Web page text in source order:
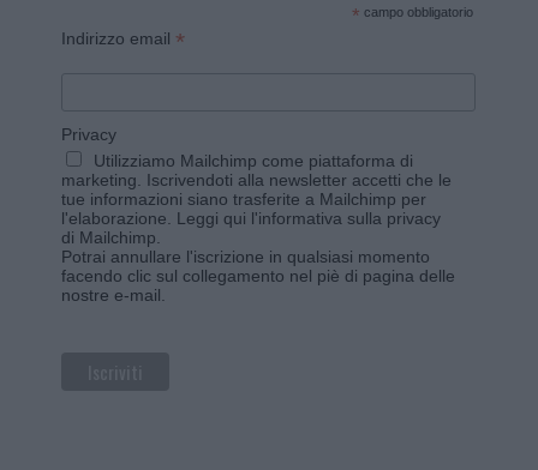
* campo obbligatorio
Indirizzo email *
Privacy
Utilizziamo Mailchimp come piattaforma di
marketing. Iscrivendoti alla newsletter accetti che le
tue informazioni siano trasferite a Mailchimp per
l'elaborazione. Leggi qui l'informativa sulla privacy
di Mailchimp
Potrai annullare l'iscrizione in qualsiasi momento
facendo clic sul collegamento nel piè di pagina delle
nostre e-mail.